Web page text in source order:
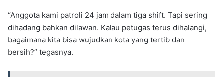
“Anggota kami patroli 24 jam dalam tiga shift. Tapi sering
dihadang bahkan dilawan. Kalau petugas terus dihalangi,
bagaimana kita bisa wujudkan kota yang tertib dan
bersih?” tegasnya.